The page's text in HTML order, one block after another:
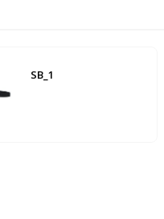
SB_1